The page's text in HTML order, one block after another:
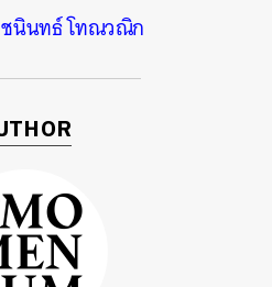
ชนินทธ์ โทณวณิก